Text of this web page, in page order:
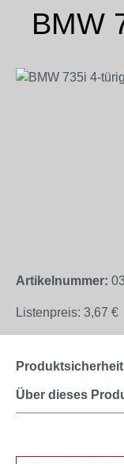
BMW
Bildergalerie
Artikelnummer:
Listenpreis: 3,67 €
Über dieses